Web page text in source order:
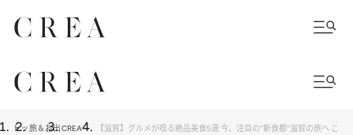
トッ旅＆お出CREA
【滋賀】グルメが唸る絶品美食5選 今、注目の“新食都”滋賀の旅へ こ